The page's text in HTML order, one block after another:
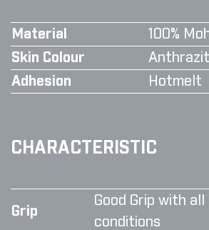
Material
100%
Skin Colour
Adhesion
Hotmelt
CHARACTERISTIC
Grip
Good Grip with all
conditions